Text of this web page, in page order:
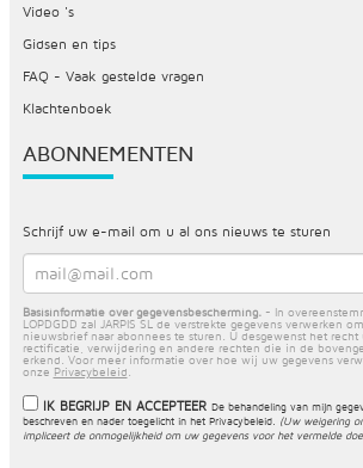
Video 's
Gidsen en tips
FAQ - Vaak gestelde vragen
Klachtenboek
ABONNEMENTEN
Schrijf uw e-mail om u al ons nieuws te sturen
Basisinformatie over gegevensbescherming. - In
LOPDGDD zal JARPIS SL de verstrekte gegevens verwerken
nieuwsbrief naar abonnees te sturen. U desgewenst het
rectificatie, verwijdering en andere rechten die in de
erkend. Voor meer informatie over hoe wij uw gegevens
onze Privacybeleid
IK BEGRIJP EN ACCEPTEER De behandeling van mijn
beschreven en nader toegelicht in het Privacybeleid.
(Uw weigering
impliceert de onmogelijkheid om uw gegevens voor het vermelde